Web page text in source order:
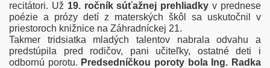
recitátori. Už 19. ročník súťažnej prehliadky v prednese
poézie a prózy detí z materských škôl sa uskutočnil v
priestoroch knižnice na Záhradníckej 21.
Takmer tridsiatka mladých talentov nabrala odvahu a
predstúpila pred rodičov, pani učiteľky, ostatné deti i
odbornú porotu. Predsedníčkou poroty bola Ing. Radka